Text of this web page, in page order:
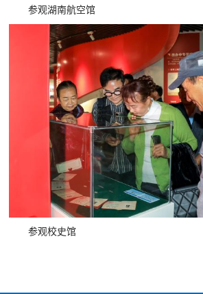
参观湖南航空馆
参观校史馆